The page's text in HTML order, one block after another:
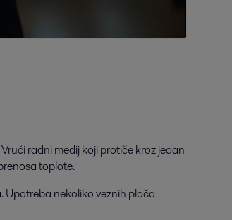
radni medij koji protiče kroz jedan
toplote.
Upotreba nekoliko veznih ploča